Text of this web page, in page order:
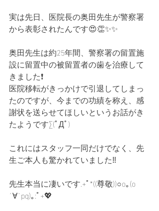
実は先日、医院長の奥田先生が警察署
から表彰されたんです😍👏✨✨
奥田先生は約25年間、警察署の留置施
設に留置中の被留置者の歯を治療して
きました❗️
医院移転がきっかけで引退してしまっ
たのですが、今までの功績を称え、感
謝状を送らせてほしいというお話がき
たようです∑(ﾟДﾟ)
これにはスタッフ一同だけでなく、先
生ご本人も驚かれていました‼️
先生本当に凄いです.+ﾟ*((尊敬))○o｡(o
´∀`pq)｡:ﾟ+💖